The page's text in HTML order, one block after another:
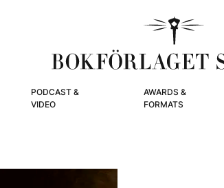
PODCAST &
VIDEO
AWARDS &
FORMATS